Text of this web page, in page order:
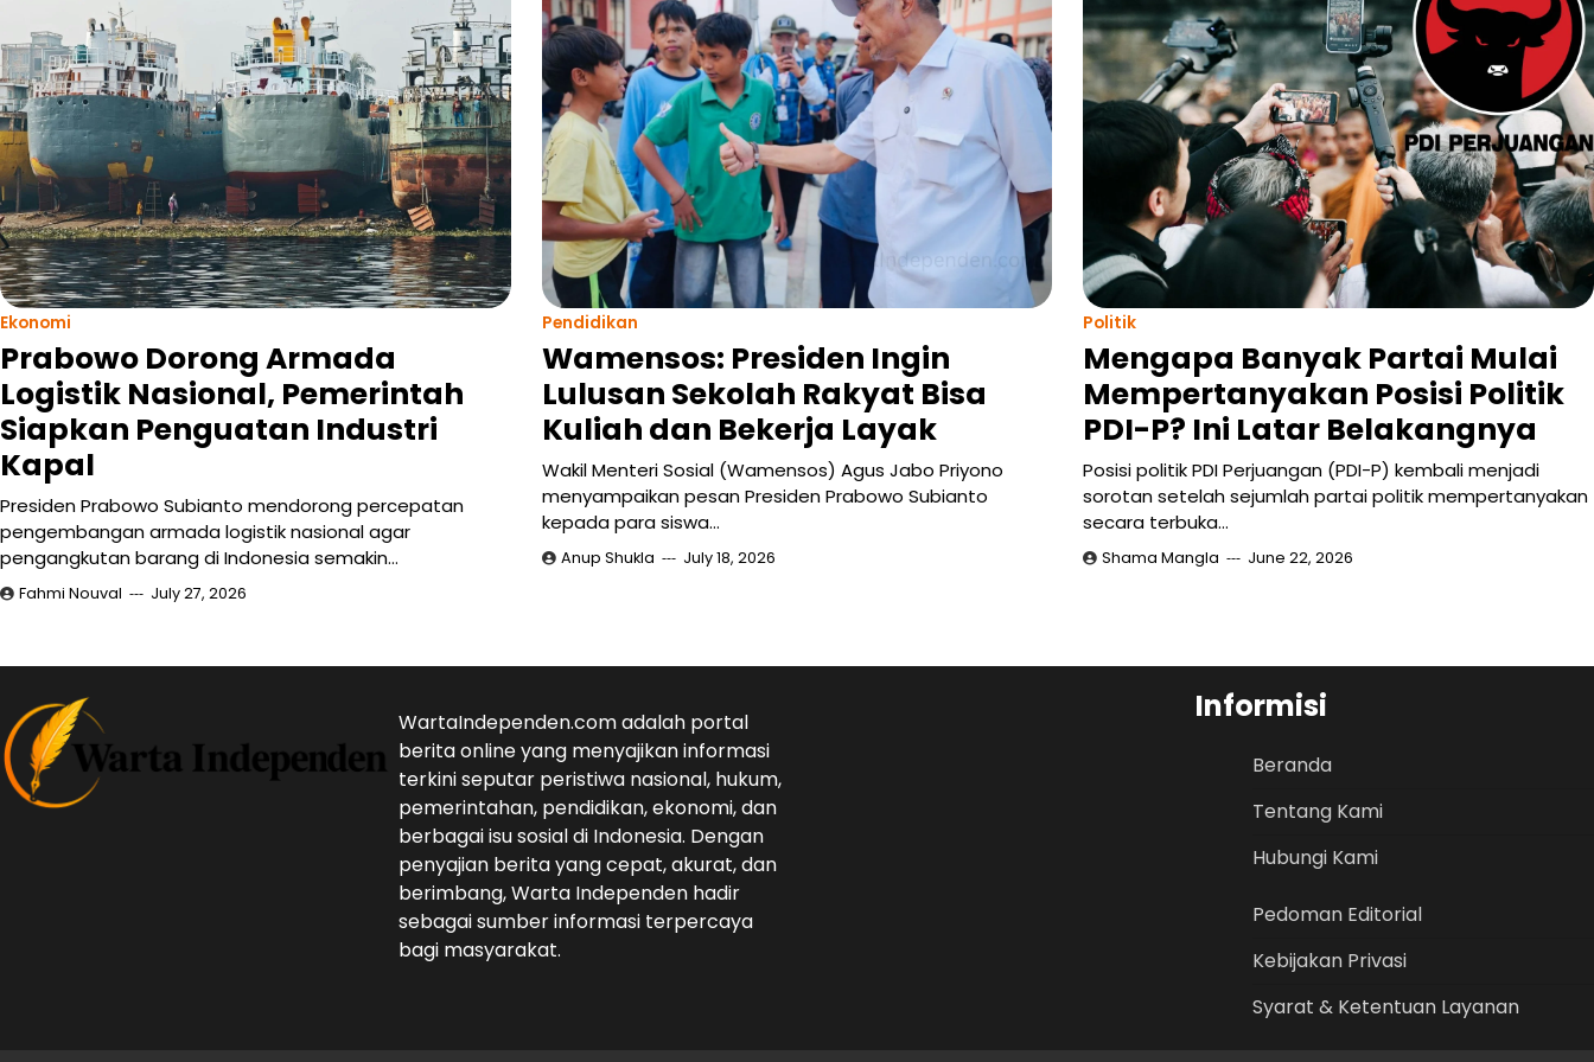
Ekonomi
Prabowo Dorong Armada
Logistik Nasional, Pemerintah
Siapkan Penguatan Industri
Kapal
Presiden Prabowo Subianto mendorong percepatan
pengembangan armada logistik nasional agar
pengangkutan barang di Indonesia semakin…
Fahmi Nouval July 27, 2026
Pendidikan
Wamensos: Presiden Ingin
Lulusan Sekolah Rakyat Bisa
Kuliah dan Bekerja Layak
Wakil Menteri Sosial (Wamensos) Agus Jabo Priyono
menyampaikan pesan Presiden Prabowo Subianto
kepada para siswa…
Anup Shukla July 18, 2026
Politik
Mengapa Banyak Partai Mulai
Mempertanyakan Posisi Politik
PDI-P? Ini Latar Belakangnya
Posisi politik PDI Perjuangan (PDI-P) kembali menjadi
sorotan setelah sejumlah partai politik mempertanyakan
secara terbuka…
Shama Mangla June 22, 2026
WartaIndependen.com adalah portal
berita online yang menyajikan informasi
terkini seputar peristiwa nasional, hukum,
pemerintahan, pendidikan, ekonomi, dan
berbagai isu sosial di Indonesia. Dengan
penyajian berita yang cepat, akurat, dan
berimbang, Warta Independen hadir
sebagai sumber informasi terpercaya
bagi masyarakat.
Informisi
Beranda
Tentang Kami
Hubungi Kami
Pedoman Editorial
Kebijakan Privasi
Syarat & Ketentuan Layanan